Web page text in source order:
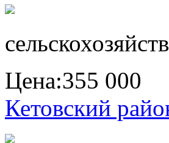
Цена:355 000
Кетовский